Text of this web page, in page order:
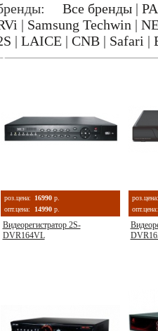
Все бренды |
| Samsung Techwin |
| LAICE | CNB | Safari |
роз.цена: 16990 р.
опт.цена:
14990 р.
Видеорегистратор 2S-
DVR164VL
роз.цена:
опт.цена: